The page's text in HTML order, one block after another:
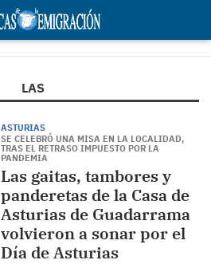
LAS
ASTURIAS
SE CELEBRÓ UNA MISA EN LA LOCALIDAD,
TRAS EL RETRASO IMPUESTO POR LA
PANDEMIA
Las gaitas, tambores y
panderetas de la Casa de
Asturias de Guadarrama
volvieron a sonar por el
Día de Asturias